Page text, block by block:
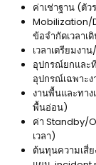
ค่าเช่าฐาน (ตั
Mobilization/
ข้อจำกัดเวลาเ
เวลาเตรียมงา
อุปกรณ์ยกและ
อุปกรณ์เฉพาะ
งานพื้นและทา
พื้นอ่อน)
ค่า Standby/
เวลา)
ต้นทุนความเสี่